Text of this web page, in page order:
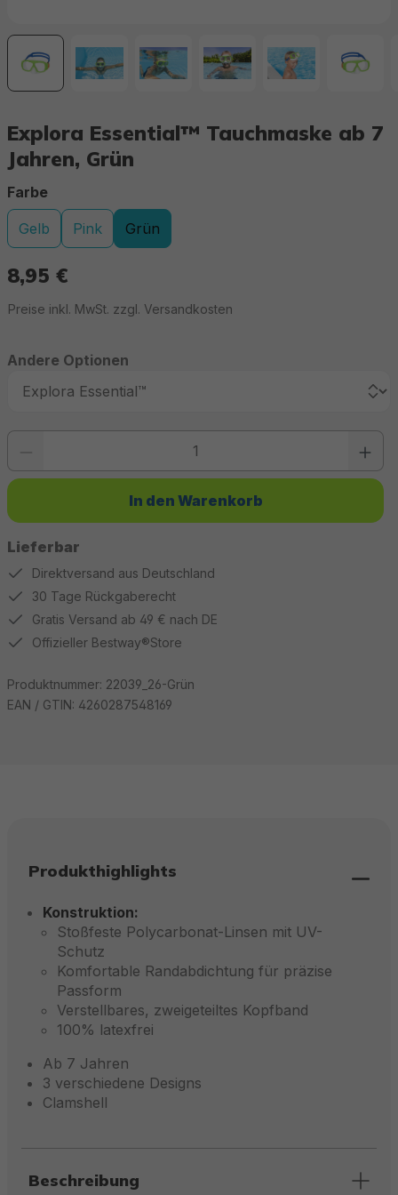
Explora Essential™ Tauchmaske ab 7
Jahren, Grün
8,95 €
Preise inkl. MwSt. zzgl. Versandkosten
Lieferbar
Andere Optionen
Farbeauswählen
Gelb Pink Grün
Produkt Anzahl: Gib den gewünschten Wert ein oder benutze die
In den Warenkorb
Direktversand aus Deutschland
30 Tage Rückgaberecht
Gratis Versand ab 49 € nach DE
Offizieller Bestway®Store
Produktnummer: 22039_26-Grün
EAN / GTIN: 4260287548169
Produkthighlights
Konstruktion:
Stoßfeste Polycarbonat-Linsen mit UV-
Schutz
Komfortable Randabdichtung für präzise
Passform
Verstellbares, zweigeteiltes Kopfband
100% latexfrei
Ab 7 Jahren
3 verschiedene Designs
Clamshell
Beschreibung